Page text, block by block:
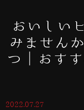
おいしい
みません
つ｜おす
2022.07.27